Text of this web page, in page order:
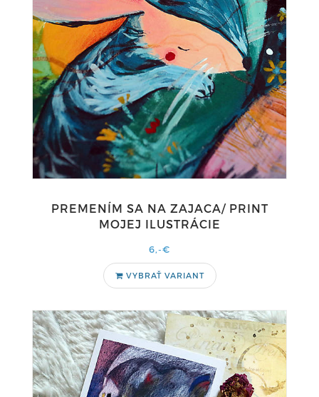
PREMENÍM SA NA ZAJACA/ PRINT
MOJEJ ILUSTRÁCIE
6,-€
VYBRAŤ VARIANT